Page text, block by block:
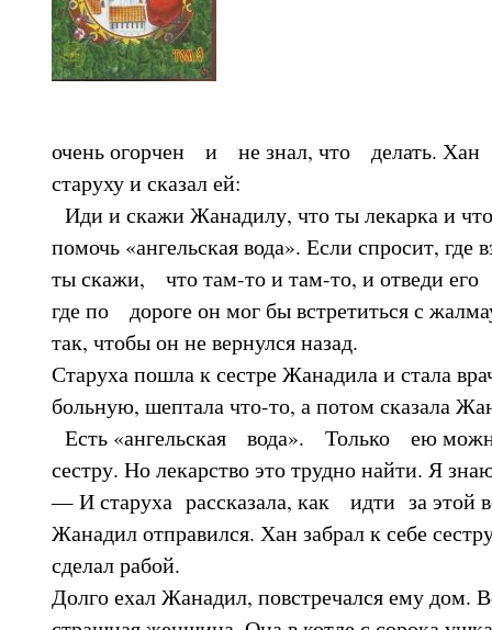
очень огорчен и не знал, что делать. Хан
старуху и сказал ей:
Иди и скажи Жанадилу, что ты лекарка и
помочь «ангельская вода». Если спросит, где
ты скажи, что там-то и там-то, и отведи
где по дороге он мог бы встретиться с
так, чтобы он не вернулся назад.
Старуха пошла к сестре Жанадила и стала
больную, шептала что-то, а потом сказала
Есть «ангельская вода». Только ею
сестру. Но лекарство это трудно найти. Я
— И старуха рассказала, как идти за этой
Жанадил отправился. Хан забрал к себе
сделал рабой.
Долго ехал Жанадил, повстречался ему дом.